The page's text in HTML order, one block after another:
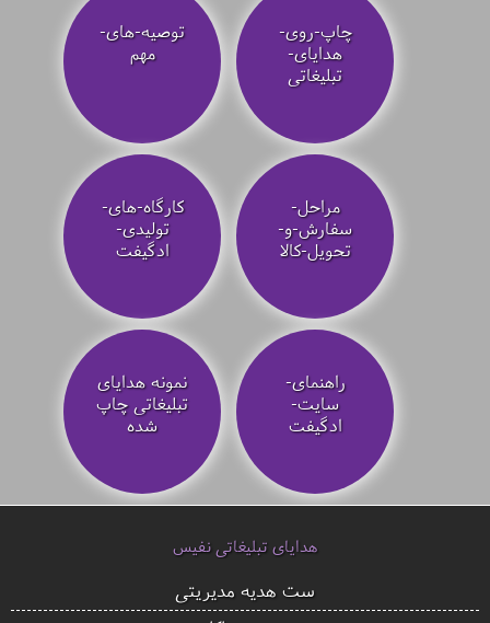
چاپ-روی-
هدایای-
تبلیغاتی
توصیه‌-های-
مهم
مراحل-
سفارش-و-
تحویل-کالا
کارگاه-های-
تولیدی-
ادگیفت
راهنمای-
سایت-
ادگیفت
نمونه هدایای
تبلیغاتی چاپ
شده
هدایای تبلیغاتی نفیس
ست هدیه مدیریتی